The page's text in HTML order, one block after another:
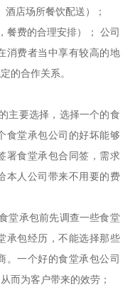
酒店场所餐饮配送）；
餐费的合理安排）； 公司
消费者当中享有较高的地
的合作关系。
主要选择，选择一个的食
食堂承包公司的好坏能够
署食堂承包合同签，需求
本人公司带来不用要的费
堂承包前先调查一些食堂
承包经历，不能选择那些
。一个好的食堂承包公司
而为客户带来的效劳；